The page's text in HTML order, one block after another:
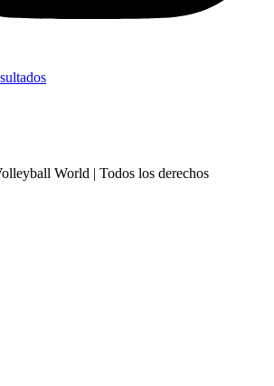
World | Todos los derechos